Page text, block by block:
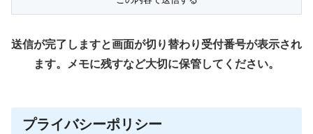
送信が完了しますと画面が切り替わり受付番号が表示され
ます。メモに残すなど大切に保管してください。
プライバシーポリシー